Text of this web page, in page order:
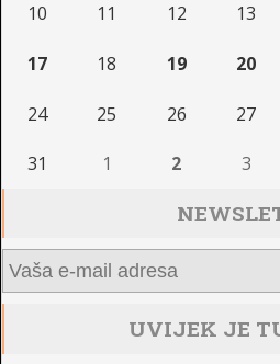
10 11 12 13
17 18 19 20
24 25 26 27
31 1 2 3
UVIJEK JE